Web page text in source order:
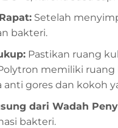
Setelah
bakteri.
Pastikan ruang
memiliki
anti gores dan kokoh
dari Wadah
bakteri.